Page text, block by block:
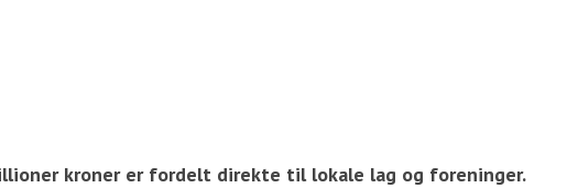
kroner er fordelt direkte til lokale lag og foreninger.